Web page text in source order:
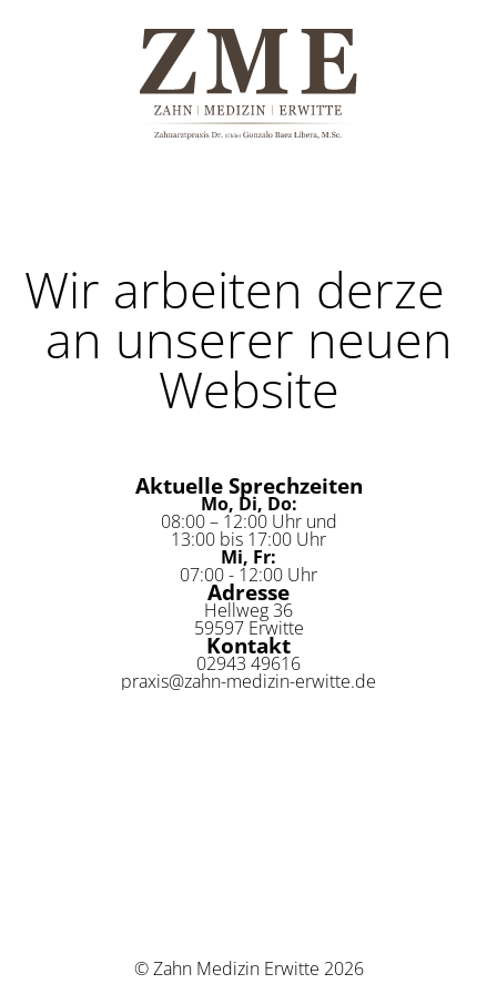
Wir arbeiten derzeit
an unserer neuen
Website
Aktuelle Sprechzeiten
Mo, Di, Do:
08:00 – 12:00 Uhr und
13:00 bis 17:00 Uhr
Mi, Fr:
07:00 - 12:00 Uhr
Adresse
Hellweg 36
59597 Erwitte
Kontakt
02943 49616
praxis@zahn-medizin-erwitte.de
© Zahn Medizin Erwitte 2026